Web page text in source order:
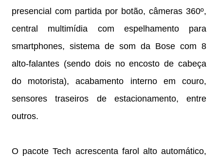
presencial com partida por botão, câmeras 360º,
central multimídia com espelhamento para
smartphones, sistema de som da Bose com 8
alto-falantes (sendo dois no encosto de cabeça
do motorista), acabamento interno em couro,
sensores traseiros de estacionamento, entre
outros.
O pacote Tech acrescenta farol alto automático,